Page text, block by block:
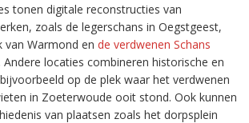
tonen digitale reconstructies van
zoals de legerschans in Oegstgeest,
van Warmond en de verdwenen Schans
. Andere locaties combineren historische en
op de plek waar het verdwenen
in Zoeterwoude ooit stond. Ook kunnen
van plaatsen zoals het dorpsplein